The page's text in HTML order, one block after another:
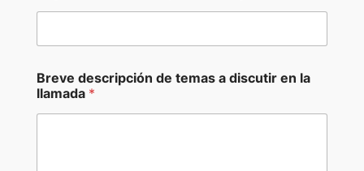
Breve descripción de temas a discutir en la
llamada *